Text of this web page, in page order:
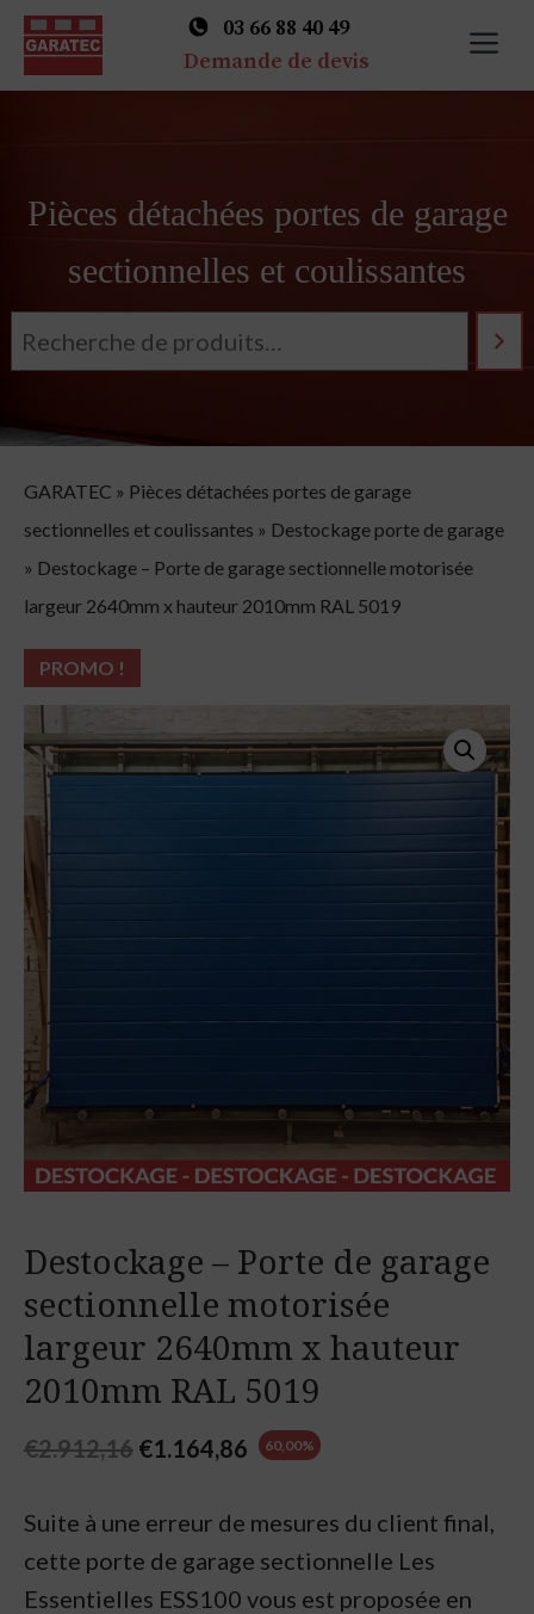
03 66 88 40 49
Demande de devis
Pièces détachées portes de garage
sectionnelles et coulissantes
GARATEC » Pièces détachées portes de garage
sectionnelles et coulissantes » Destockage porte de garage
» Destockage – Porte de garage sectionnelle motorisée
largeur 2640mm x hauteur 2010mm RAL 5019
PROMO !
Destockage – Porte de garage
sectionnelle motorisée
largeur 2640mm x hauteur
2010mm RAL 5019
€2.912,16 Original
was:
€2.912,16.
€1.164,86 Current
is:
€1.164,86.
60,00%
Suite à une erreur de mesures du client final,
cette porte de garage sectionnelle Les
Essentielles ESS100 vous est proposée en